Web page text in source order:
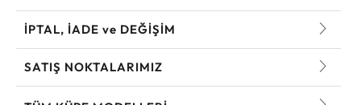
İPTAL, İADE ve DEĞİŞİM
SATIŞ NOKTALARIMIZ